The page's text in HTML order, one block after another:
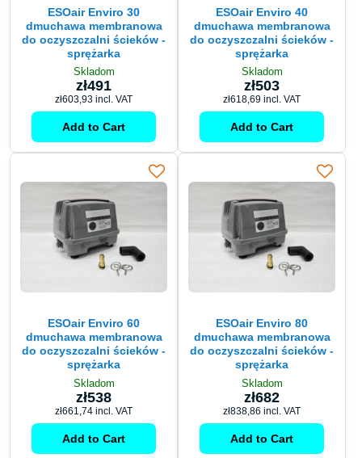
ESOair Enviro 30
dmuchawa membranowa
do oczyszczalni ścieków -
sprężarka
Skladom
zł491
zł603,93 incl. VAT
Add to Cart
ESOair Enviro 40
dmuchawa membranowa
do oczyszczalni ścieków -
sprężarka
Skladom
zł503
zł618,69 incl. VAT
Add to Cart
ESOair Enviro 60
dmuchawa membranowa
do oczyszczalni ścieków -
sprężarka
Skladom
zł538
zł661,74 incl. VAT
Add to Cart
ESOair Enviro 80
dmuchawa membranowa
do oczyszczalni ścieków -
sprężarka
Skladom
zł682
zł838,86 incl. VAT
Add to Cart